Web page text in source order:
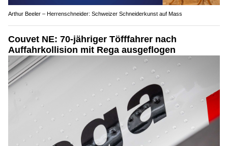
Arthur Beeler – Herrenschneider: Schweizer Schneiderkunst auf Mass
Couvet NE: 70-jähriger Töfffahrer nach
Auffahrkollision mit Rega ausgeflogen